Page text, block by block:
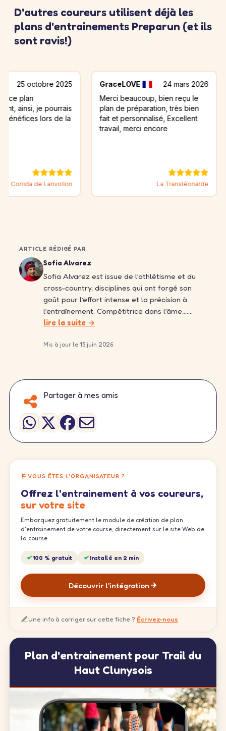
D'autres coureurs utilisent déjà les
plans d'entrainements Preparun (et ils
sont ravis!)
2025
je pourrais
lors de la
Lanvollon
GraceLOVE
24 mars 2026
Merci beaucoup, bien reçu le
plan de préparation, très bien
fait et personnalisé, Excellent
travail, merci encore
La Transléonarde
ARTICLE RÉDIGÉ PAR
Sofia Alvarez
Sofia Alvarez est issue de l’athlétisme et du
cross-country, disciplines qui ont forgé son
goût pour l’effort intense et la précision à
l’entraînement. Compétitrice dans l’âme,……
lire la suite →
Mis à jour le 15 juin 2026
Partager à mes amis
VOUS ÊTES L'ORGANISATEUR ?
Offrez l'entrainement à vos coureurs,
sur votre site
Embarquez gratuitement le module de création de plan
d'entrainement de votre course, directement sur le site Web de
la course.
100 % gratuit Installé en 2 min
Découvrir l'intégration
Une info à corriger sur cette fiche ? Écrivez-nous
Plan d'entrainement pour Trail du
Haut Clunysois